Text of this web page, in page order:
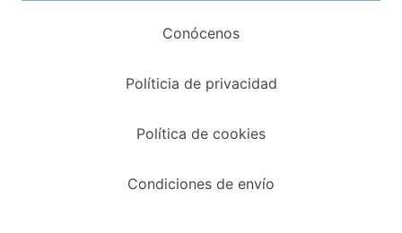
Conócenos
Políticia de privacidad
Política de cookies
Condiciones de envío